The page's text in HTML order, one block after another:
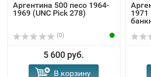
Аргентина 500 песо 1964-
1969 (UNC Pick 278)
(0)
5 600 руб.
В корзину
1971